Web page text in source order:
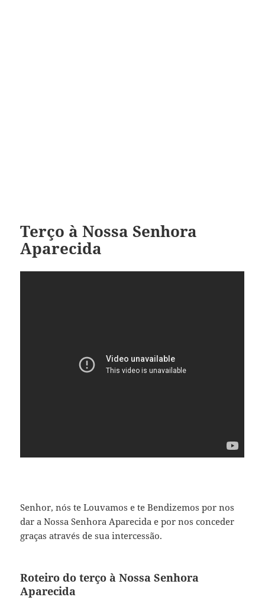
Terço à Nossa Senhora
Aparecida
Senhor, nós te Louvamos e te Bendizemos por nos
dar a Nossa Senhora Aparecida e por nos conceder
graças através de sua intercessão.
Roteiro do terço à Nossa Senhora
Aparecida